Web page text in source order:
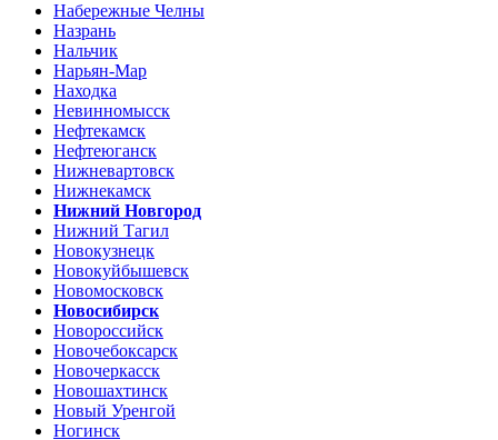
Набережные Челны
Назрань
Нальчик
Нарьян-Мар
Находка
Невинномысск
Нефтекамск
Нефтеюганск
Нижневартовск
Нижнекамск
Нижний Новгород
Нижний Тагил
Новокузнецк
Новокуйбышевск
Новомосковск
Новосибирск
Новороссийск
Новочебоксарск
Новочеркасск
Новошахтинск
Новый Уренгой
Ногинск